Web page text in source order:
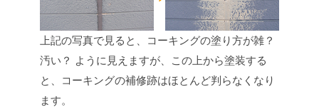
上記の写真で見ると、コーキングの塗り方が雑？
汚い？ ように見えますが、この上から塗装する
と、コーキングの補修跡はほとんど判らなくなり
ます。